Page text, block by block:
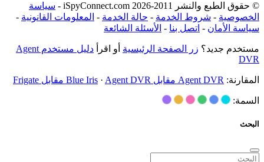
© حقوق الطبع والنشر 2011-2026 iSpyConnect.com -
سياسة
الخصوصية - شروط الخدمة - حالة الخدمة - المعلومات القانونية -
سياسة الأمان - اتصل بنا - الأسئلة الشائعة
مستخدم جديد؟ زر الصفحة الرئيسية أو اقرأ
دليل مستخدم Agent
DVR
المقارنة: Agent DVR مقابل Blue Iris · Agent DVR مقابل Frigate
السمة:
البحث